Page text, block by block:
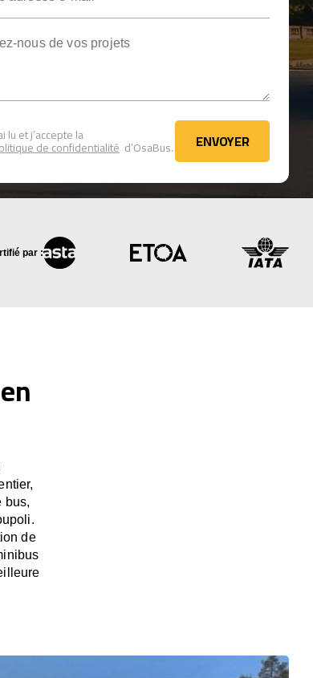
lu et j’accepte la
de confidentialité d’OsaBus. ENVOYER
ENVOYER
par :
bus,
de